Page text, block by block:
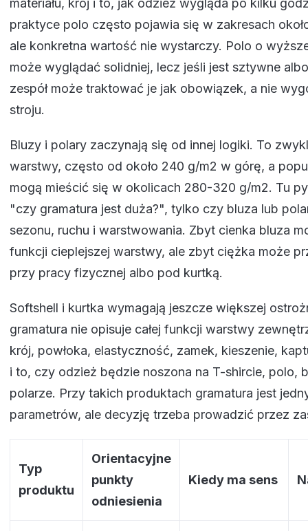
praktyce polo często pojawia się w zakresach
ale konkretna wartość nie wystarczy. Polo o
może wyglądać solidniej, lecz jeśli jest sztywne
zespół może traktować je jak obowiązek, a nie
stroju.
Bluzy i polary zaczynają się od innej logiki. To
warstwy, często od około 240 g/m2 w górę, a
mogą mieścić się w okolicach 280-320 g/m2. Tu
"czy gramatura jest duża?", tylko czy bluza lub
sezonu, ruchu i warstwowania. Zbyt cienka bluza
funkcji cieplejszej warstwy, ale zbyt ciężka może
przy pracy fizycznej albo pod kurtką.
Softshell i kurtka wymagają jeszcze większej
gramatura nie opisuje całej funkcji warstwy
krój, powłoka, elastyczność, zamek, kieszenie,
i to, czy odzież będzie noszona na T-shircie, polo,
polarze. Przy takich produktach gramatura jest
parametrów, ale decyzję trzeba prowadzić przez
Typ
produktu
Orientacyjne
punkty
odniesienia
Kiedy ma sens